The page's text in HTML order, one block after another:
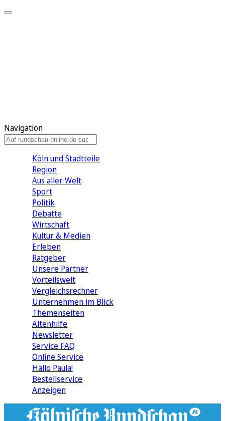
Navigation
Köln und Stadtteile
Region
Aus aller Welt
Sport
Politik
Debatte
Wirtschaft
Kultur & Medien
Erleben
Ratgeber
Unsere Partner
Vorteilswelt
Vergleichsrechner
Unternehmen im Blick
Themenseiten
Altenhilfe
Newsletter
Service FAQ
Online Service
Hallo Paula!
Bestellservice
Anzeigen